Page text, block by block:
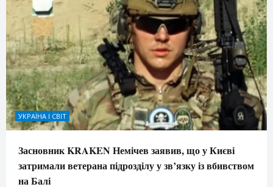
УКРАЇНА І СВІТ
Засновник KRAKEN Немічев заявив, що у Києві
затримали ветерана підрозділу у зв’язку із вбивством
на Балі